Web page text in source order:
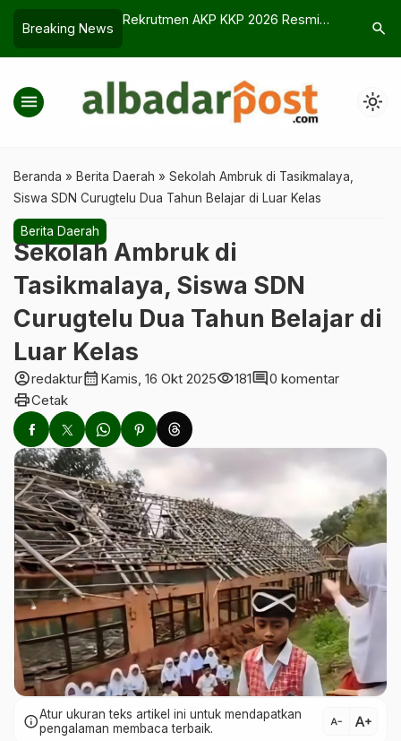
Breaking News
Tangan
Rekrutmen AKP KKP 2026 Resmi
Daftarnya
search
menu light_mode
Beranda » Berita Daerah » Sekolah Ambruk di Tasikmalaya,
Siswa SDN Curugtelu Dua Tahun Belajar di Luar Kelas
Berita Daerah
Sekolah Ambruk di
Tasikmalaya, Siswa SDN
Curugtelu Dua Tahun Belajar di
Luar Kelas
account_circleredakturcalendar_month Kamis, 16 Okt 2025visibility181comment0 komentar
printCetak
infoAtur ukuran teks artikel ini untuk mendapatkan
pengalaman membaca terbaik.
text_decrease text_increase